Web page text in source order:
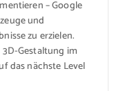
– Google
und
zu erzielen.
Gestaltung im
das nächste Level